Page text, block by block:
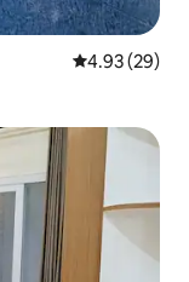
Calificación
4.93 (29)